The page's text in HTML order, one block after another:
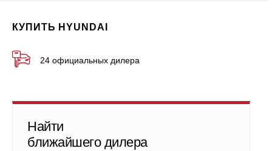
КУПИТЬ HYUNDAI
24 официальных дилера
Найти
ближайшего дилера